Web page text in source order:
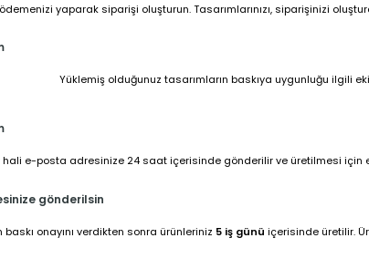
yaparak siparişi oluşturun. Tasarımlarınızı, siparişinizi
Yüklemiş olduğunuz tasarımların baskıya uygunluğu ilgili
hali e-posta adresinize 24 saat içerisinde gönderilir ve üretilmesi
gönderilsin
baskı onayını verdikten sonra ürünleriniz 5 iş günü içerisinde üretilir.